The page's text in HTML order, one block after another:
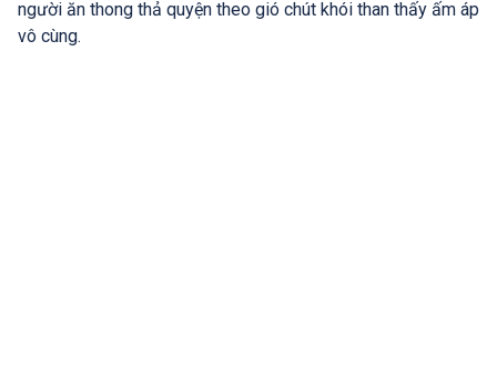
người ăn thong thả quyện theo gió chút khói than thấy ấm áp
vô cùng.